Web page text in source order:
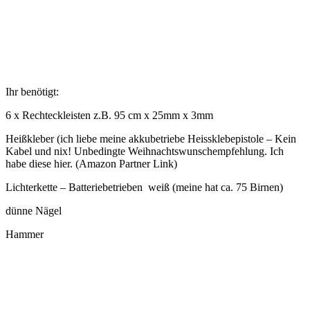
Ihr benötigt:
6 x Rechteckleisten z.B. 95 cm x 25mm x 3mm
Heißkleber (ich liebe meine akkubetriebe Heissklebepistole – Kein
Kabel und nix! Unbedingte Weihnachtswunschempfehlung. Ich
habe diese hier. (Amazon Partner Link)
Lichterkette – Batteriebetrieben weiß (meine hat ca. 75 Birnen)
dünne Nägel
Hammer